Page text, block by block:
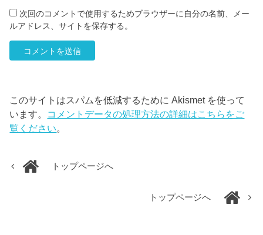
次回のコメントで使用するためブラウザーに自分の名前、メー
ルアドレス、サイトを保存する。
このサイトはスパムを低減するために Akismet を使って
います。 コメントデータの処理方法の詳細はこちらをご
覧ください。
トップページへ
トップページへ